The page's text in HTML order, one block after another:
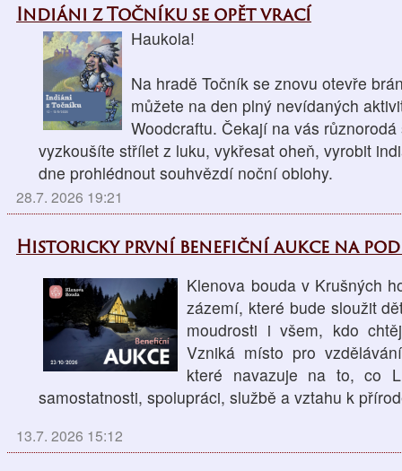
Indiáni z Točníku se opět vrací
Haukola!
Na hradě Točník se znovu otevře
můžete na den plný nevídaných
Woodcraftu. Čekají na vás
vyzkoušíte střílet z luku, vykřesat oheň, vyrobit
dne prohlédnout souhvězdí noční oblohy.
28.7. 2026 19:21
Historicky první benefiční aukce na
Klenova bouda v Krušných
zázemí, které bude sloužit
moudrosti i všem, kdo
Vzniká místo pro
které navazuje na to, co
samostatnosti, spolupráci, službě a vztahu k
13.7. 2026 15:12